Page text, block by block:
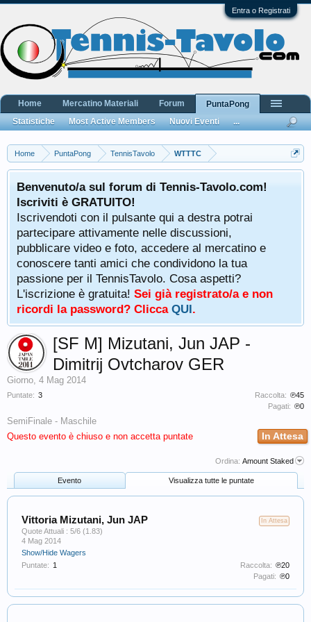
Entra o Registrati
Home PuntaPong TennisTavolo WTTTC
Benvenuto/a sul forum di Tennis-Tavolo.com!
Iscriviti è GRATUITO!
Iscrivendoti con il pulsante qui a destra potrai
partecipare attivamente nelle discussioni,
pubblicare video e foto, accedere al mercatino e
conoscere tanti amici che condividono la tua
passione per il TennisTavolo. Cosa aspetti?
L'iscrizione è gratuita! Sei già registrato/a e non
ricordi la password? Clicca QUI.
Puntate: 3 Raccolta: ℗45
Pagati: ℗0
[SF M] Mizutani, Jun JAP -
Dimitrij Ovtcharov GER
Giorno, 4 Mag 2014
In Attesa
SemiFinale - Maschile
Questo evento è chiuso e non accetta puntate
Ordina: Amount Staked
Evento Visualizza tutte le puntate
In Attesa
Vittoria Mizutani, Jun JAP
Quote Attuali : 5/6 (1.83)
4 Mag 2014
Show/Hide Wagers
Puntate: 1 Raccolta: ℗20
Pagati: ℗0
Home Mercatino Materiali Forum
PuntaPong
Statistiche
Most Active Members Nuovi Eventi ...